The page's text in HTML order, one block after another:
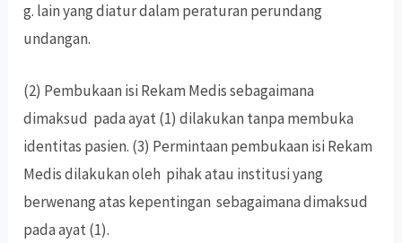
g. lain yang diatur dalam peraturan perundang
undangan.
(2) Pembukaan isi Rekam Medis sebagaimana
dimaksud pada ayat (1) dilakukan tanpa membuka
identitas pasien. (3) Permintaan pembukaan isi Rekam
Medis dilakukan oleh pihak atau institusi yang
berwenang atas kepentingan sebagaimana dimaksud
pada ayat (1).